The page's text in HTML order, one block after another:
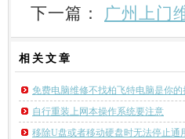
下一篇： 广州上门
相关 文章
免费电脑维修不找柏飞特电脑是你的
自行重装上网本操作系统要注意
移除U盘或者移动硬盘时无法停止通